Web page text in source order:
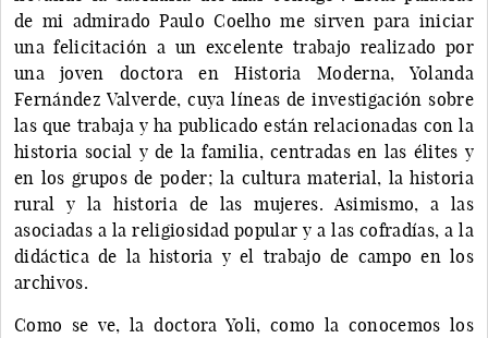
de mi admirado Paulo Coelho me sirven para iniciar
una felicitación a un excelente trabajo realizado por
una joven doctora en Historia Moderna, Yolanda
Fernández Valverde, cuya líneas de investigación sobre
las que trabaja y ha publicado están relacionadas con la
historia social y de la familia, centradas en las élites y
en los grupos de poder; la cultura material, la historia
rural y la historia de las mujeres. Asimismo, a las
asociadas a la religiosidad popular y a las cofradías, a la
didáctica de la historia y el trabajo de campo en los
archivos.
Como se ve, la doctora Yoli, como la conocemos los